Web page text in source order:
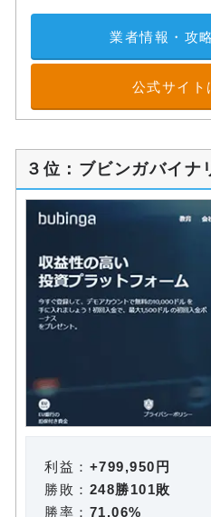
業者情報・攻
公式サイト
３位：ブビンガバイナ
利益： +799,950円
勝敗： 248勝101敗
勝率： 71.06%